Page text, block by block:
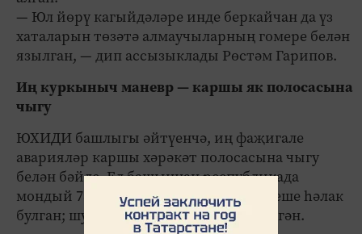
— Юл йөрү кагыйдәләре инде беркайчан да үз
хаталарын төзәтә алмаучыларның гомере белән
язылган, — дип ассызыклады Рөстәм Гарипов.
Иң куркыныч маневр — каршы як полосасына
чыгу
ЮХИДИ башлыгы әйтүенчә, иң фаҗигале
аварияләр каршы хәрәкәт полосасына чыгу
белән бәйле. Ел башыннан республикада
мондый 78 авария булган, аларда 39 кеше һәлак
булган; шулай ук 128 кеше җәрәхәтләнгән.